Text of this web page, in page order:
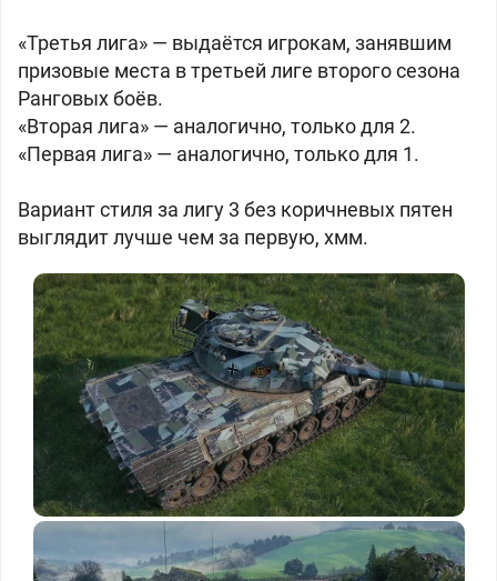
«Третья лига» — выдаётся игрокам, занявшим
призовые места в третьей лиге второго сезона
Ранговых боёв.
«Вторая лига» — аналогично, только для 2.
«Первая лига» — аналогично, только для 1.
Вариант стиля за лигу 3 без коричневых пятен
выглядит лучше чем за первую, хмм.